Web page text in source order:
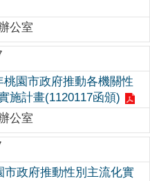
公室
桃園市政府推動各機關性
施計畫(1120117函頒)
公室
市政府推動性別主流化實